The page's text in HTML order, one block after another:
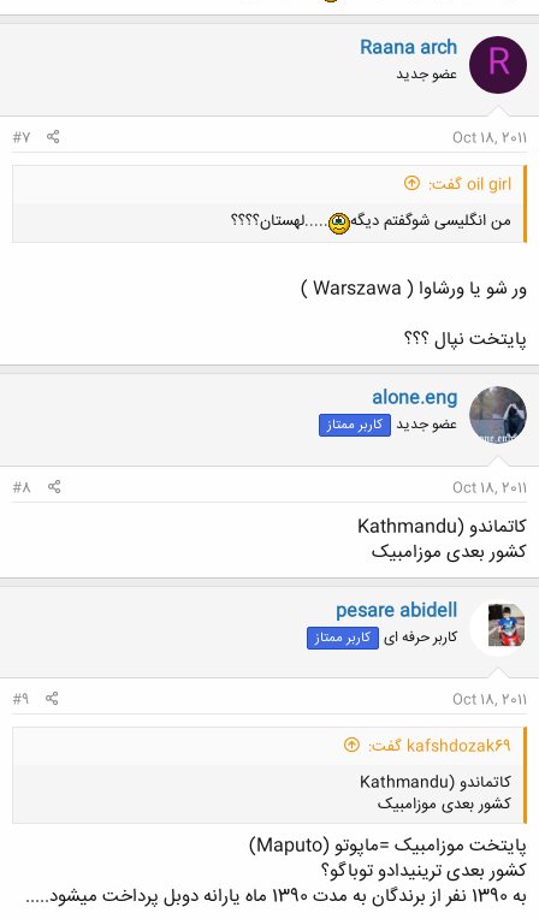
R
Raana arch
عضو جدید
Oct 18, 2011
#7
oil girl گفت:
من انگلیسی شوگفتم دیگه
.....لهستان؟؟؟؟
ور شو یا ورشاوا ( Warszawa )
پایتخت نپال ؟؟؟
alone.eng
عضو جدید کاربر ممتاز
Oct 18, 2011
#8
کاتماندو (Kathmandu
کشور بعدی موزامبیک
pesare abidell
کاربر حرفه ای کاربر ممتاز
Oct 18, 2011
#9
kafshdozak69 گفت:
کاتماندو (Kathmandu
کشور بعدی موزامبیک
پایتخت موزامبیک =ماپوتو (Maputo)
کشور بعدی ترینیدادو توباگو؟
به 1390 نفر از برندگان به مدت 1390 ماه یارانه دوبل پرداخت میشود.....